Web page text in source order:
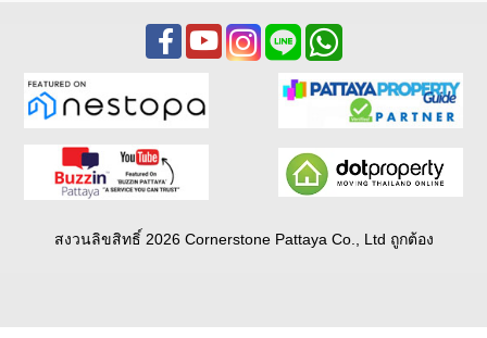
สงวนลิขสิทธิ์ 2026 Cornerstone Pattaya Co., Ltd ถูกต้อง